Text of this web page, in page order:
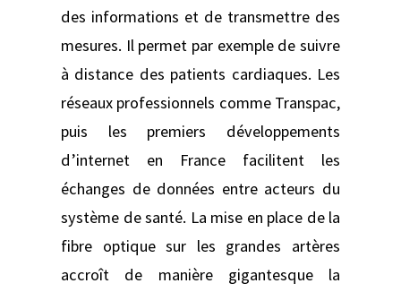
des informations et de transmettre des
mesures. Il permet par exemple de suivre
à distance des patients cardiaques. Les
réseaux professionnels comme Transpac,
puis les premiers développements
d’internet en France facilitent les
échanges de données entre acteurs du
système de santé. La mise en place de la
fibre optique sur les grandes artères
accroît de manière gigantesque la